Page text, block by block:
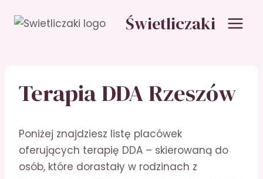
Świetliczaki
Terapia DDA Rzeszów
Poniżej znajdziesz listę placówek
oferujących terapię DDA – skierowaną do
osób, które dorastały w rodzinach z